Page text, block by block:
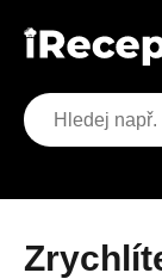
Zrychlíte metabolismus,